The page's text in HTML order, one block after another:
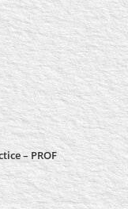
– PROF